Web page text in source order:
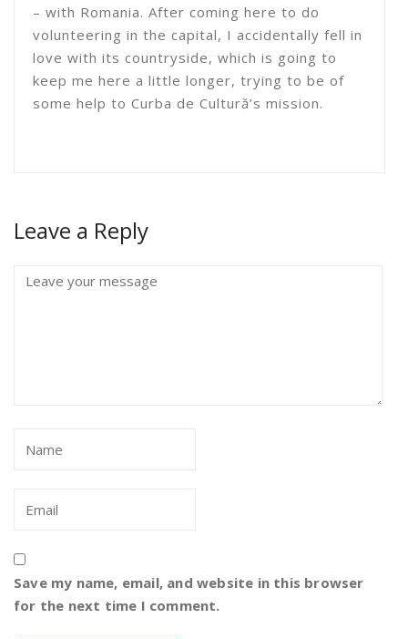
– with Romania. After coming here to do
volunteering in the capital, I accidentally fell in
love with its countryside, which is going to
keep me here a little longer, trying to be of
some help to Curba de Cultură’s mission.
Leave a Reply
Save my name, email, and website in this browser
for the next time I comment.